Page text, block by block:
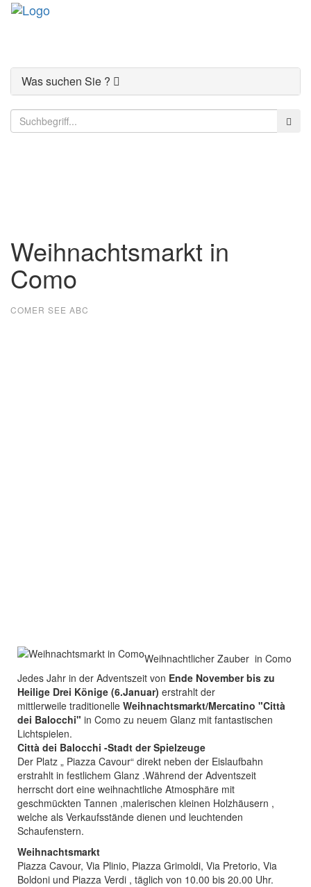
Was suchen Sie ?
Weihnachtsmarkt in
Como
COMER SEE ABC
Weihnachtlicher Zauber in Como
Jedes Jahr in der Adventszeit von Ende November bis zu
Heilige Drei Könige (6.Januar) erstrahlt der
mittlerweile traditionelle Weihnachtsmarkt/Mercatino "Città
dei Balocchi" in Como zu neuem Glanz mit fantastischen
Lichtspielen.
Città dei Balocchi -Stadt der Spielzeuge
Der Platz „ Piazza Cavour“ direkt neben der Eislaufbahn
erstrahlt in festlichem Glanz .Während der Adventszeit
herrscht dort eine weihnachtliche Atmosphäre mit
geschmückten Tannen ,malerischen kleinen Holzhäusern ,
welche als Verkaufsstände dienen und leuchtenden
Schaufenstern.
Weihnachtsmarkt
Piazza Cavour, Via Plinio, Piazza Grimoldi, Via Pretorio, Via
Boldoni und Piazza Verdi , täglich von 10.00 bis 20.00 Uhr.